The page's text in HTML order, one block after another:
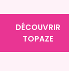
DÉCOUVRIR
TOPAZE